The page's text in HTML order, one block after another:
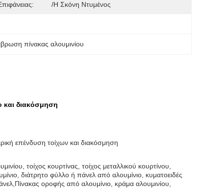
/Η Σκόνη Ντυμένος
πίνακας αλουμινίου
και διακόσμηση
επένδυση τοίχων και διακόσμηση
τοίχος κουρτίνας, τοίχος μεταλλικού κουρτίνου,
διάτρητο φύλλο ή πάνελ από αλουμίνιο, κυματοειδές
οροφής από αλουμίνιο, κράμα αλουμινίου,